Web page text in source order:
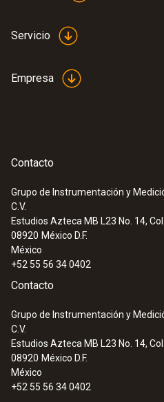
Servicio
Empresa
Contacto
Grupo de Instrumentación y
C.V.
Estudios Azteca MB L23 No. 14,
08920 México D.F.
México
+52 55 56 34 0402
Contacto
Grupo de Instrumentación y
C.V.
Estudios Azteca MB L23 No. 14,
08920 México D.F.
México
+52 55 56 34 0402